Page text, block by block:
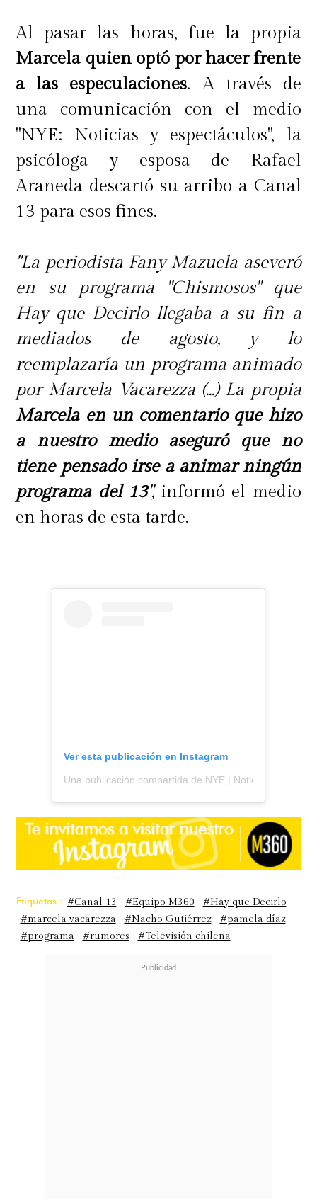
Al pasar las horas, fue la propia
Marcela quien optó por hacer frente
a las especulaciones. A través de
una comunicación con el medio
"NYE: Noticias y espectáculos", la
psicóloga y esposa de Rafael
Araneda descartó su arribo a Canal
13 para esos fines.
"La periodista Fany Mazuela aseveró
en su programa "Chismosos" que
Hay que Decirlo llegaba a su fin a
mediados de agosto, y lo
reemplazaría un programa animado
por Marcela Vacarezza (...) La propia
Marcela en un comentario que hizo
a nuestro medio aseguró que no
tiene pensado irse a animar ningún
programa del 13",informó el medio
en horas de esta tarde.
Ver esta publicación en Instagram
Una publicación compartida de NYE | Noticias y
Etiquetas : #Canal 13 #Equipo M360
#Hay que Decirlo
#marcela vacarezza
#Nacho Gutiérrez
#pamela díaz
#programa
#rumores #Televisión chilena